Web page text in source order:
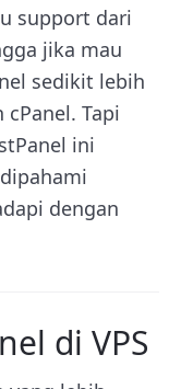
support dari
jika mau
sedikit lebih
Tapi
ini
dengan
di VPS